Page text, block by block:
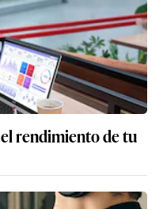
rendimiento de tu